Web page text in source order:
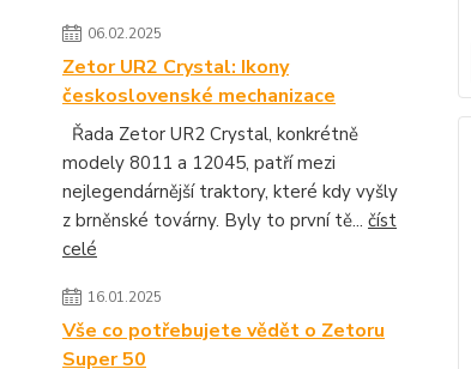
06.02.2025
Zetor UR2 Crystal: Ikony
československé mechanizace
Řada Zetor UR2 Crystal, konkrétně
modely 8011 a 12045, patří mezi
nejlegendárnější traktory, které kdy vyšly
z brněnské továrny. Byly to první tě... číst
celé
16.01.2025
Vše co potřebujete vědět o Zetoru
Super 50